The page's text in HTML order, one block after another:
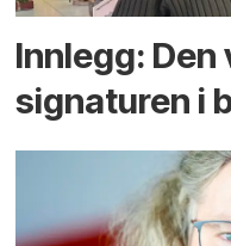
Innlegg:
signaturen i